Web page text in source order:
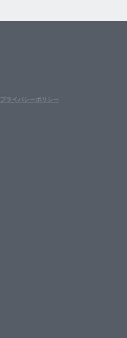
プライバシーポリシー